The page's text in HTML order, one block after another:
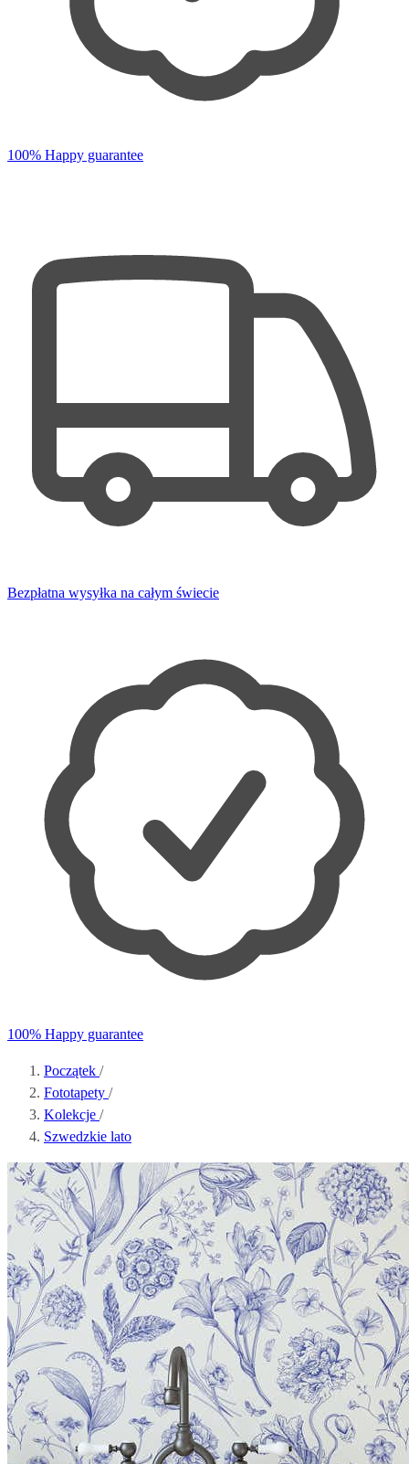
100% Happy guarantee
Bezpłatna wysyłka na całym świecie
100% Happy guarantee
Początek /
Fototapety /
Kolekcje /
Szwedzkie lato